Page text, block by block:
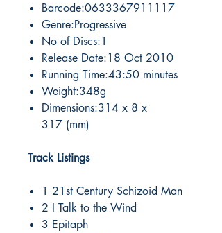
Barcode:0633367911117
Genre:Progressive
No of Discs:1
Release Date:18 Oct 2010
Running Time:43:50 minutes
Weight:348g
Dimensions:314 x 8 x
317 (mm)
Track Listings
1 21st Century Schizoid Man
2 I Talk to the Wind
3 Epitaph